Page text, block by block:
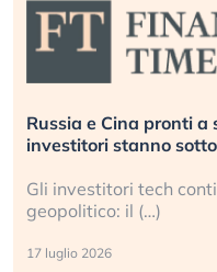
Russia e Cina pronti a
investitori stanno
Gli investitori tech
geopolitico: il (…)
17 luglio 2026